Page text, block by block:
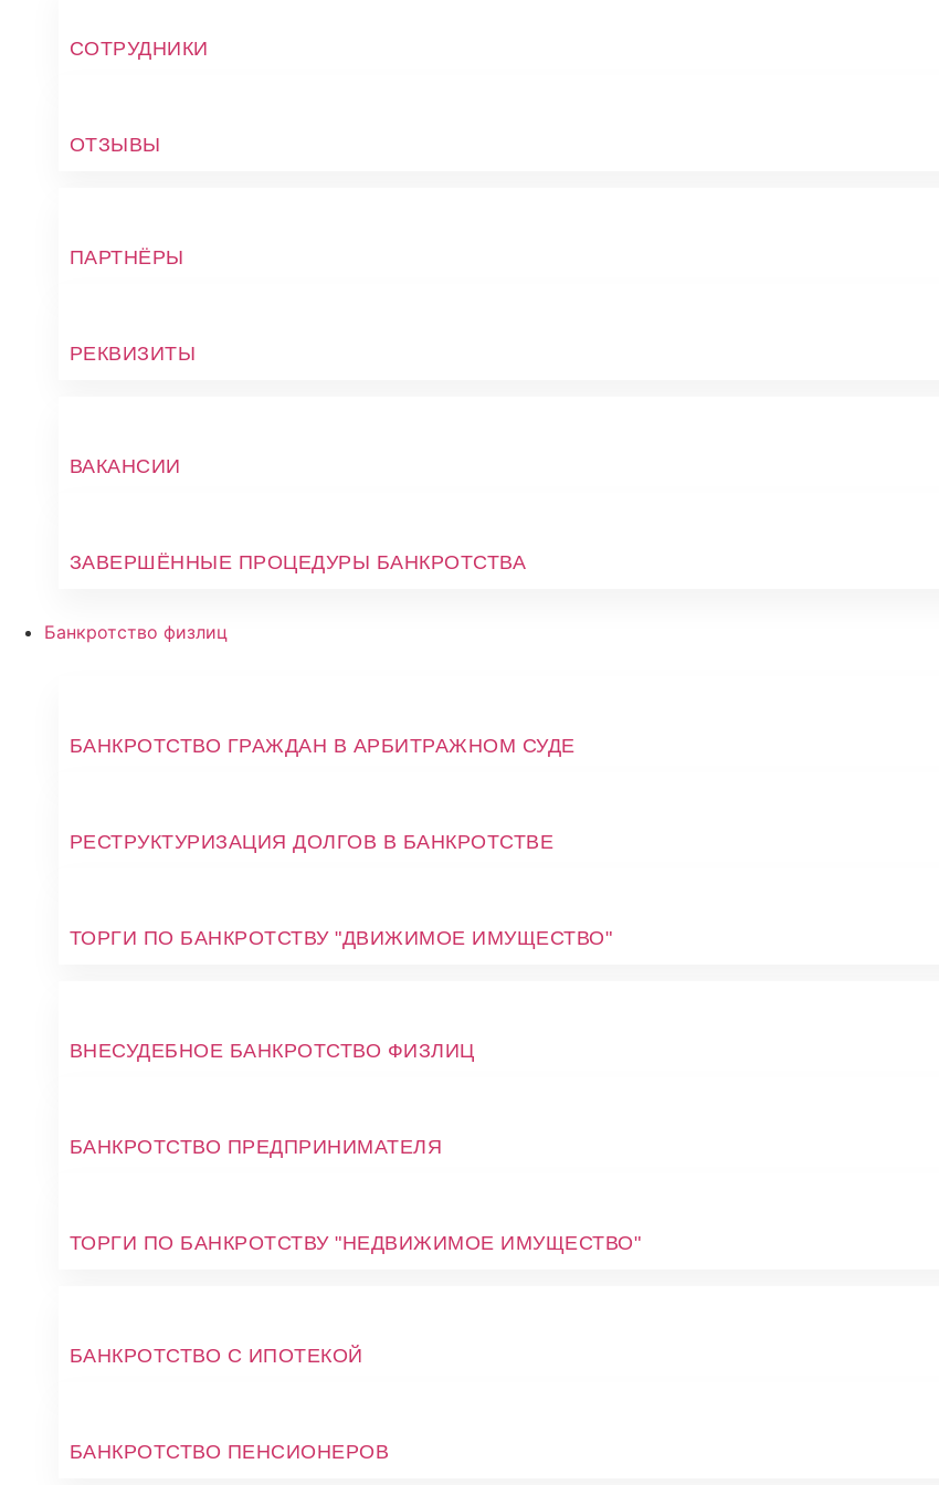
СОТРУДНИКИ
ОТЗЫВЫ
ПАРТНЁРЫ
РЕКВИЗИТЫ
ВАКАНСИИ
ЗАВЕРШЁННЫЕ ПРОЦЕДУРЫ БАНКРОТСТВА
Банкротство физлиц
БАНКРОТСТВО ГРАЖДАН В АРБИТРАЖНОМ СУДЕ
РЕСТРУКТУРИЗАЦИЯ ДОЛГОВ В БАНКРОТСТВЕ
ТОРГИ ПО БАНКРОТСТВУ "ДВИЖИМОЕ ИМУЩЕСТВО"
ВНЕСУДЕБНОЕ БАНКРОТСТВО ФИЗЛИЦ
БАНКРОТСТВО ПРЕДПРИНИМАТЕЛЯ
ТОРГИ ПО БАНКРОТСТВУ "НЕДВИЖИМОЕ ИМУЩЕСТВО"
БАНКРОТСТВО С ИПОТЕКОЙ
БАНКРОТСТВО ПЕНСИОНЕРОВ